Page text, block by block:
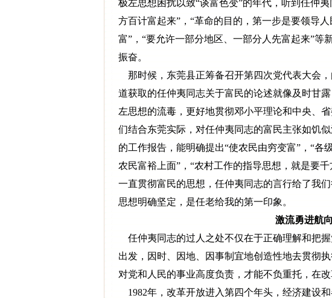
极左思想困扰以致“谈富色变”的年代，听到任仲
方百计富起来”，“革命的目的，第一步是要领导
富”，“要允许一部分地区、一部分人先富起来”等
振奋。
那时候，东莞县正筹备召开第四次党代表大会
道获取的任仲夷同志关于富民的论述就像及时甘
左思想的流毒，更好地贯彻邓小平理论和中央、
们结合东莞实际，对任仲夷同志的富民主张如饥
的工作报告，能明确提出“使农民由穷变富”，“各
农民富裕上面”，“农村工作的指导思想，就是要
一直贯彻富民的思想，任仲夷同志的言行给了我
思想明确坚定，是任老给我的第一印象。
激流勇进航
任仲夷同志的过人之处不仅在于正确理解和把
出发，因时、因地、因事制宜地创造性地去贯彻
对党和人民的事业高度负责，才能不负重托，在改
1982年，改革开放进入第四个年头，经济建设